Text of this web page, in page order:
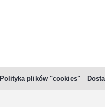
Polityka plików "cookies"